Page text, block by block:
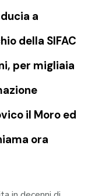
a
della SIFAC
per migliaia
il Moro ed
ora